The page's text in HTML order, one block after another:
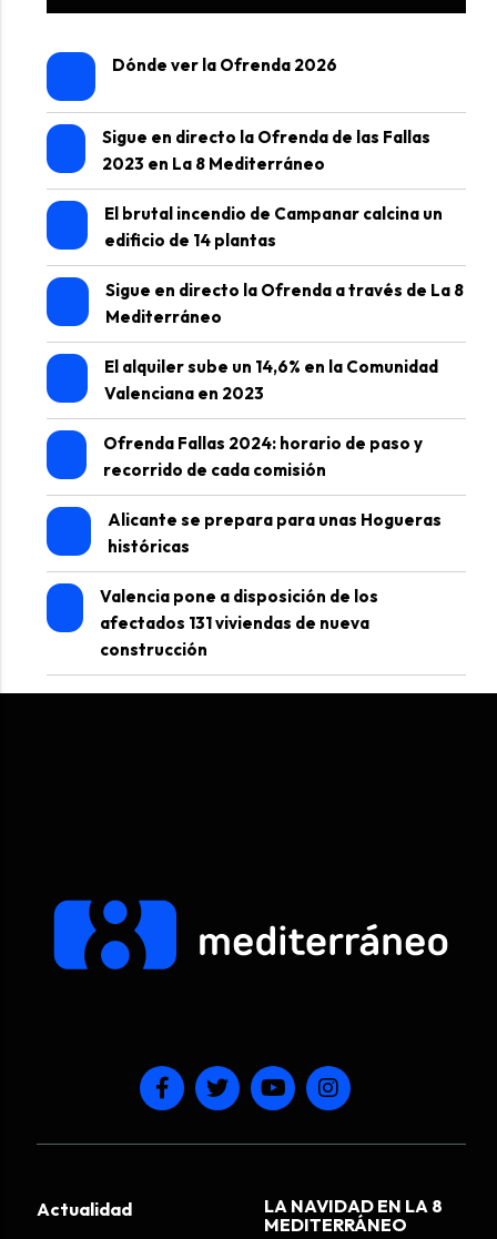
Dónde ver la Ofrenda 2026
Sigue en directo la Ofrenda de las Fallas
2023 en La 8 Mediterráneo
El brutal incendio de Campanar calcina un
edificio de 14 plantas
Sigue en directo la Ofrenda a través de La 8
Mediterráneo
El alquiler sube un 14,6% en la Comunidad
Valenciana en 2023
Ofrenda Fallas 2024: horario de paso y
recorrido de cada comisión
Alicante se prepara para unas Hogueras
históricas
Valencia pone a disposición de los
afectados 131 viviendas de nueva
construcción
Actualidad
LA NAVIDAD EN LA 8
MEDITERRÁNEO